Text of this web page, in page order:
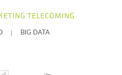
TELECOMING
| BIG DATA